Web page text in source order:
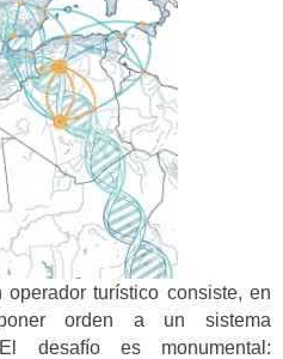
turístico consiste, en
orden a un sistema
desafío es monumental: